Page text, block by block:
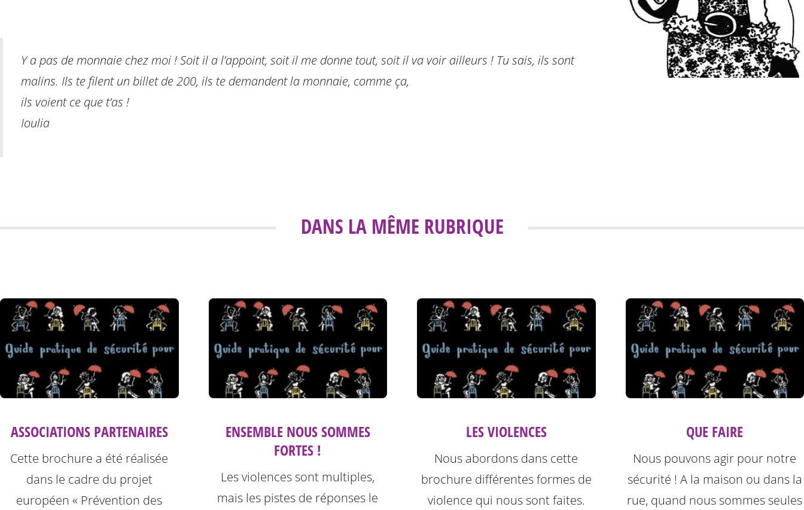
Y a pas de monnaie chez moi ! Soit il a l’appoint, soit il me donne tout, soit il va voir ailleurs ! Tu sais, ils sont
malins. Ils te filent un billet de 200, ils te demandent la monnaie, comme ça,
ils voient ce que t’as !
Ioulia
DANS LA MÊME RUBRIQUE
ASSOCIATIONS PARTENAIRES
Cette brochure a été réalisée
dans le cadre du projet
européen « Prévention des
ENSEMBLE NOUS SOMMES
FORTES !
Les violences sont multiples,
mais les pistes de réponses le
LES VIOLENCES
Nous abordons dans cette
brochure différentes formes de
violence qui nous sont faites.
QUE FAIRE
Nous pouvons agir pour notre
sécurité ! A la maison ou dans la
rue, quand nous sommes seules